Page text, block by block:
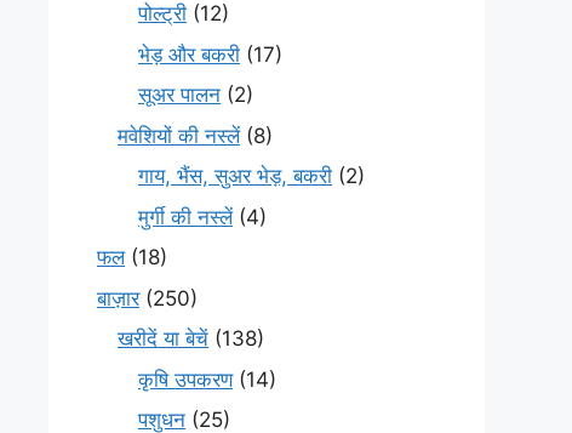
पोल्ट्री (12)
भेड़ और बकरी (17)
सूअर पालन (2)
मवेशियों की नस्लें(8)
गाय, भैंस, सुअर भेड़, बकरी (2)
मुर्गी की नस्लें(4)
फल(18)
बाज़ार(250)
खरीदें या बेचें (138)
कृषि उपकरण(14)
पशुधन (25)